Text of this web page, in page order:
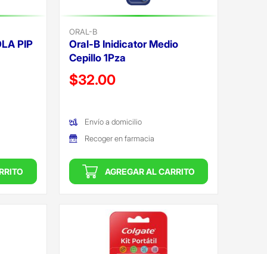
PIP
ORAL-B
Oral-B Inidicator Medio
Cepillo 1Pza
Precio reducido de
$32.00
Envío a domicilio
Recoger en farmacia
AGREGAR AL CARRITO